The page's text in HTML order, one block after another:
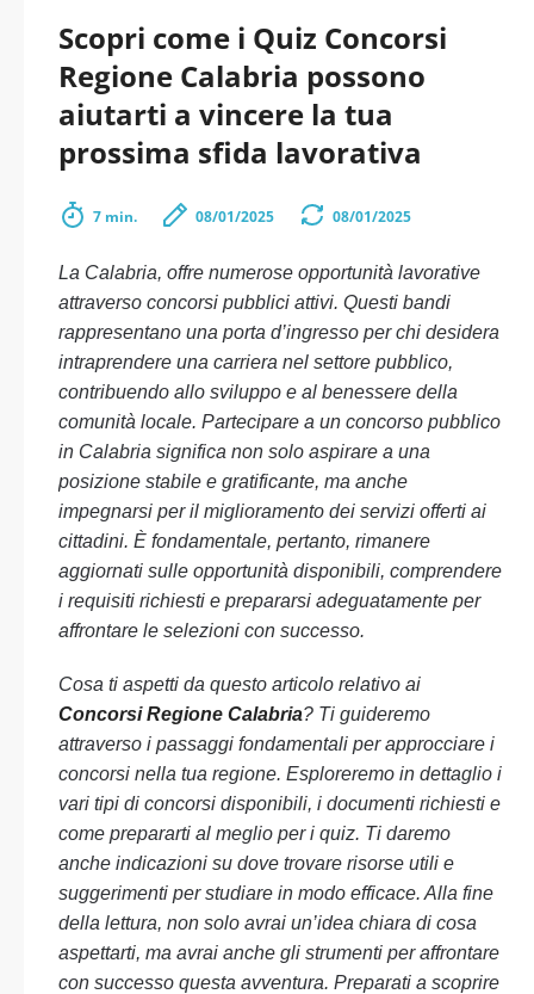
Scopri come i Quiz Concorsi
Regione Calabria possono
aiutarti a vincere la tua
prossima sfida lavorativa
7 min. 08/01/2025 08/01/2025
La Calabria, offre numerose opportunità lavorative
attraverso concorsi pubblici attivi. Questi bandi
rappresentano una porta d’ingresso per chi desidera
intraprendere una carriera nel settore pubblico,
contribuendo allo sviluppo e al benessere della
comunità locale. Partecipare a un concorso pubblico
in Calabria significa non solo aspirare a una
posizione stabile e gratificante, ma anche
impegnarsi per il miglioramento dei servizi offerti ai
cittadini. È fondamentale, pertanto, rimanere
aggiornati sulle opportunità disponibili, comprendere
i requisiti richiesti e prepararsi adeguatamente per
affrontare le selezioni con successo.
Cosa ti aspetti da questo articolo relativo ai
Concorsi Regione Calabria? Ti guideremo
attraverso i passaggi fondamentali per approcciare i
concorsi nella tua regione. Esploreremo in dettaglio i
vari tipi di concorsi disponibili, i documenti richiesti e
come prepararti al meglio per i quiz. Ti daremo
anche indicazioni su dove trovare risorse utili e
suggerimenti per studiare in modo efficace. Alla fine
della lettura, non solo avrai un’idea chiara di cosa
aspettarti, ma avrai anche gli strumenti per affrontare
con successo questa avventura. Preparati a scoprire